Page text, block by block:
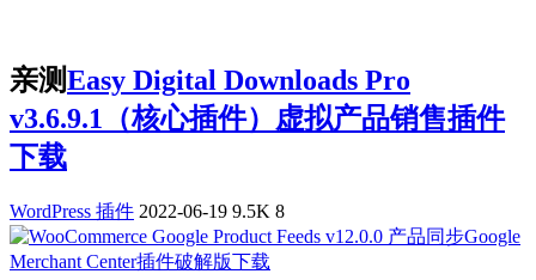
亲测Easy Digital Downloads Pro
v3.6.9.1（核心插件）虚拟产品销售插件
下载
WordPress 插件 2022-06-19 9.5K 8